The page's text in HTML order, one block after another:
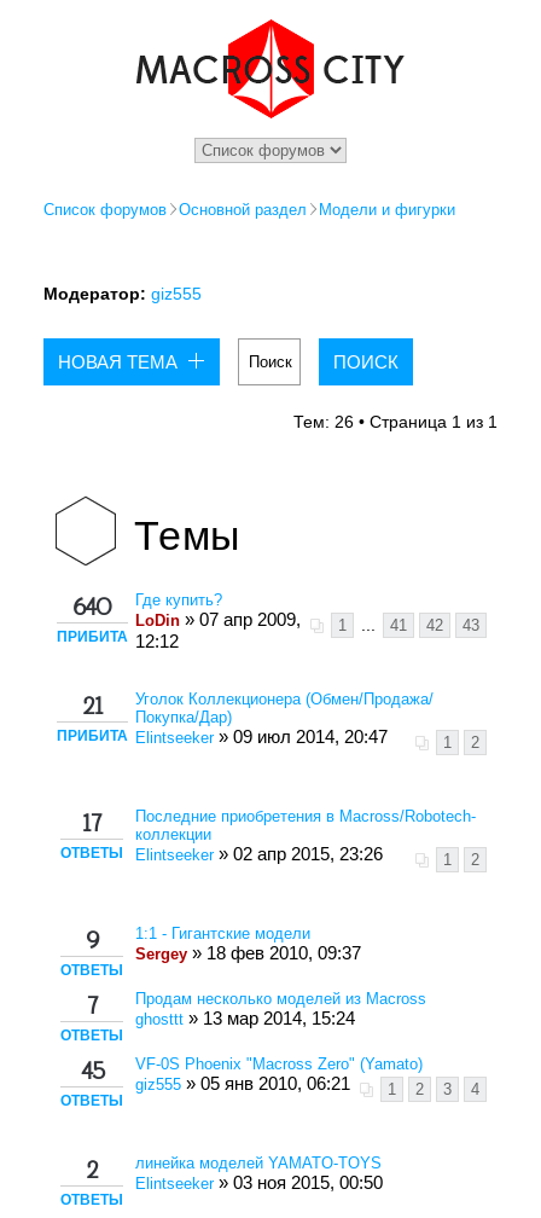
Список форумов Основной раздел Модели и фигурки
Модератор: giz555
НОВАЯ ТЕМА
Тем: 26 • Страница 1из 1
Темы
640
ПРИБИТА
Где купить?
1
... 41 42 43
LoDin » 07 апр 2009,
12:12
21
ПРИБИТА
Уголок Коллекционера (Обмен/Продажа/
Покупка/Дар)
1
2
Elintseeker» 09 июл 2014, 20:47
17
ОТВЕТЫ
Последние приобретения в Macross/Robotech-
коллекции
1
2
Elintseeker» 02 апр 2015, 23:26
9
ОТВЕТЫ
1:1 - Гигантские модели
Sergey » 18 фев 2010, 09:37
7
ОТВЕТЫ
Продам несколько моделей из Macross
ghosttt » 13 мар 2014, 15:24
45
ОТВЕТЫ
VF-0S Phoenix "Macross Zero" (Yamato)
1
2 3 4
giz555 » 05 янв 2010, 06:21
2
ОТВЕТЫ
линейка моделей YAMATO-TOYS
Elintseeker» 03 ноя 2015, 00:50